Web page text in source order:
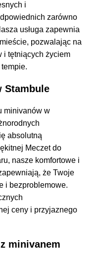
i
zarówno
usługa zapewnia
pozwalając na
i tętniących życiem
tempie.
Stambule
minivanów w
absolutną
Meczet do
nasze komfortowe i
że Twoje
i bezproblemowe.
ceny i przyjaznego
minivanem